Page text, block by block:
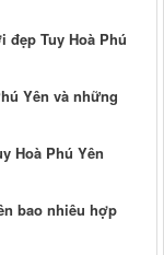
Tuy Hoà Phú
Yên và những
Hoà Phú Yên
bao nhiêu hợp